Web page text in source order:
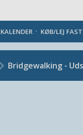
KØB/LEJ
Bridgewalking -